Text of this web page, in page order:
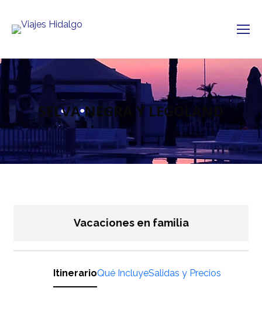
SELVA NEGRA Y LEGOLAND
Vacaciones en familia
ItinerarioQué IncluyeSalidas y Precios